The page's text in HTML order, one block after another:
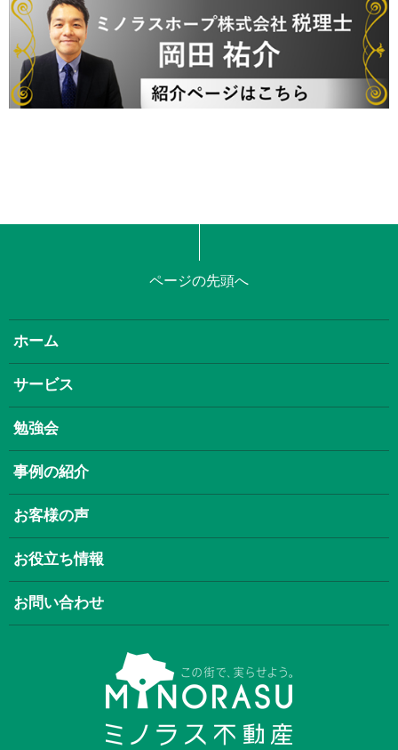
ページの先頭へ
ホーム
サービス
勉強会
事例の紹介
お客様の声
お役立ち情報
お問い合わせ